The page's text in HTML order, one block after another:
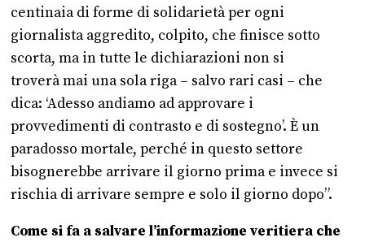
centinaia di forme di solidarietà per ogni
giornalista aggredito, colpito, che finisce sotto
scorta, ma in tutte le dichiarazioni non si
troverà mai una sola riga – salvo rari casi – che
dica: ‘Adesso andiamo ad approvare i
provvedimenti di contrasto e di sostegno’. È un
paradosso mortale, perché in questo settore
bisognerebbe arrivare il giorno prima e invece si
rischia di arrivare sempre e solo il giorno dopo”.
Come si fa a salvare l’informazione veritiera che